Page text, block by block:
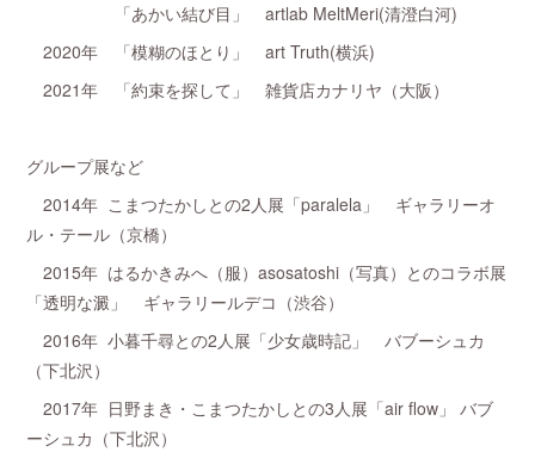
「あかい結び目」 artlab MeltMeri(清澄白河)
2020年 「模糊のほとり」 art Truth(横浜)
2021年 「約束を探して」 雑貨店カナリヤ（大阪）
グループ展など
2014年 こまつたかしとの2人展「paralela」 ギャラリーオ
ル・テール（京橋）
2015年 はるかきみへ（服）asosatoshi（写真）とのコラボ展
「透明な澱」 ギャラリールデコ（渋谷）
2016年 小暮千尋との2人展「少女歳時記」 バブーシュカ
（下北沢）
2017年 日野まき・こまつたかしとの3人展「air flow」 バブ
ーシュカ（下北沢）